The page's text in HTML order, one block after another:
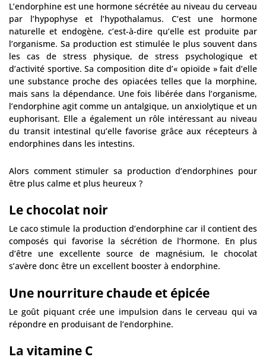
L’endorphine est une hormone sécrétée au niveau du cerveau
par l’hypophyse et l’hypothalamus. C’est une hormone
naturelle et endogène, c’est-à-dire qu’elle est produite par
l’organisme. Sa production est stimulée le plus souvent dans
les cas de stress physique, de stress psychologique et
d’activité sportive. Sa composition dite d’« opioïde » fait d’elle
une substance proche des opiacées telles que la morphine,
mais sans la dépendance. Une fois libérée dans l’organisme,
l’endorphine agit comme un antalgique, un anxiolytique et un
euphorisant. Elle a également un rôle intéressant au niveau
du transit intestinal qu’elle favorise grâce aux récepteurs à
endorphines dans les intestins.
Alors comment stimuler sa production d’endorphines pour
être plus calme et plus heureux ?
Le chocolat noir
Le caco stimule la production d’endorphine car il contient des
composés qui favorise la sécrétion de l’hormone. En plus
d’être une excellente source de magnésium, le chocolat
s’avère donc être un excellent booster à endorphine.
Une nourriture chaude et épicée
Le goût piquant crée une impulsion dans le cerveau qui va
répondre en produisant de l’endorphine.
La vitamine C